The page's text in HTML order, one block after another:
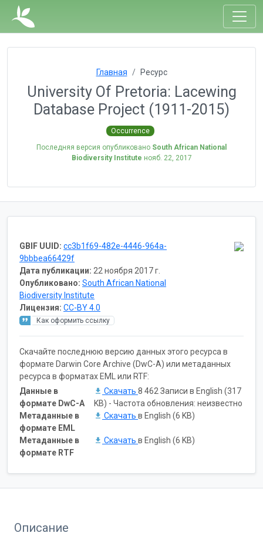
Главная Ресурс
University Of Pretoria: Lacewing
Database Project (1911-2015)
Occurrence
Последняя версия опубликовано South African National
Biodiversity Institute нояб. 22, 2017
GBIF UUID: cc3b1f69-482e-4446-964a-
9bbbea66429f
Дата публикации: 22 ноября 2017 г.
Опубликовано: South African National
Biodiversity Institute
Лицензия: CC-BY 4.0
Как оформить ссылку
Скачайте последнюю версию данных этого ресурса в
формате Darwin Core Archive (DwC-A) или метаданных
ресурса в форматах EML или RTF:
Данные в
формате DwC-A
Скачать 8 462 Записи в English (317
KB) - Частота обновления: неизвестно
Метаданные в
формате EML
Скачать в English (6 KB)
Метаданные в
формате RTF
Скачать в English (6 KB)
Описание